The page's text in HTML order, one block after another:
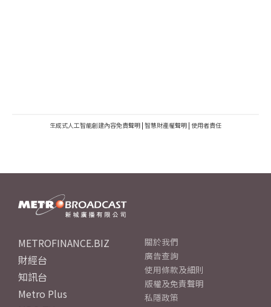
生成式人工智能創建內容免責聲明 | 智慧財產權聲明 | 使用者責任
METROFINANCE.BIZ
財經台
知訊台
Metro Plus
關於我們
廣告查詢
使用條款及細則
版權及免責聲明
私隱政策